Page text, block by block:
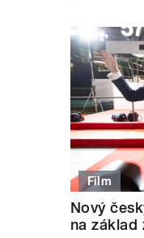
Film
Nový
na základ